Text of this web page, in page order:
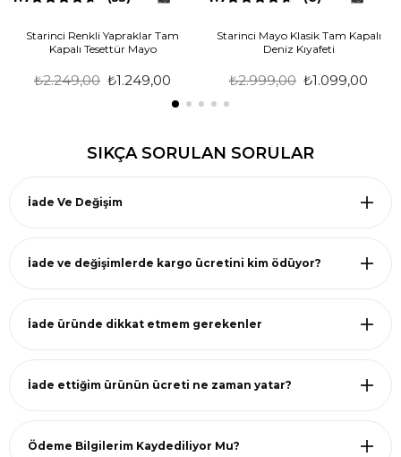
Starinci Renkli Yapraklar Tam
Kapalı Tesettür Mayo
₺1.249,00
₺2.249,00
Starinci Mayo Klasik Tam Kapalı
Deniz Kıyafeti
₺1.099,00
₺2.999,00
SIKÇA SORULAN SORULAR
İade Ve Değişim
İade ve değişimlerde kargo ücretini kim ödüyor?
İade üründe dikkat etmem gerekenler
İade ettiğim ürünün ücreti ne zaman yatar?
Ödeme Bilgilerim Kaydediliyor Mu?